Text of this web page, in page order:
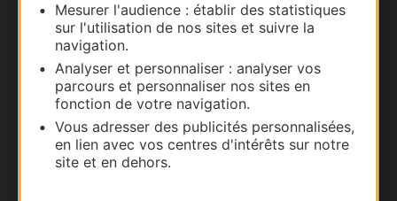
Mesurer l'audience : établir des statistiques
sur l'utilisation de nos sites et suivre la
navigation.
Analyser et personnaliser : analyser vos
parcours et personnaliser nos sites en
fonction de votre navigation.
Vous adresser des publicités personnalisées,
en lien avec vos centres d'intérêts sur notre
site et en dehors.
Carte interactive
Documentation